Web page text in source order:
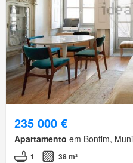
235 000 €
Apartamento em Bonfim,
1 38 m²